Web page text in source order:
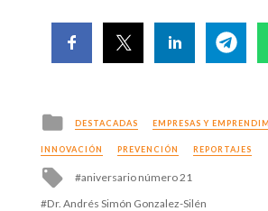
Posted
in
DESTACADAS EMPRESAS Y
INNOVACIÓN PREVENCIÓN REPORTAJES
Tagged
aniversario número 21
Dr. Andrés Simón Gonzalez-Silén